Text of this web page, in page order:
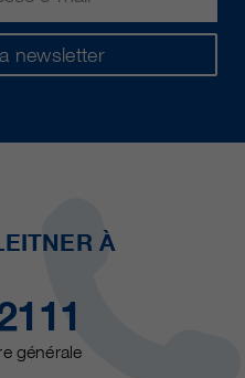
newsletter
À
générale